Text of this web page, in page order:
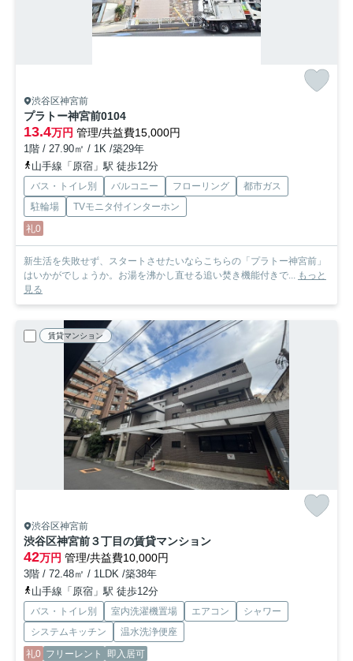
渋谷区神宮前
プラトー神宮前0104
13.4万円 管理/共益費15,000円
1階 / 27.90㎡ / 1K /築29年
山手線「原宿」駅 徒歩12分
バス・トイレ別 バルコニー フローリング
都市ガス
駐輪場
TVモニタ付インターホン
礼0
新生活を失敗せず、スタートさせたいならこちらの「プラトー神宮前」
はいかがでしょうか。お湯を沸かし直せる追い焚き機能付きで... もっと
見る
賃貸マンション
渋谷区神宮前
渋谷区神宮前３丁目の賃貸マンション
42万円 管理/共益費10,000円
3階 / 72.48㎡ / 1LDK /築38年
山手線「原宿」駅 徒歩12分
バス・トイレ別 室内洗濯機置場 エアコン
シャワー
システムキッチン
温水洗浄便座
礼0 フリーレント 即入居可